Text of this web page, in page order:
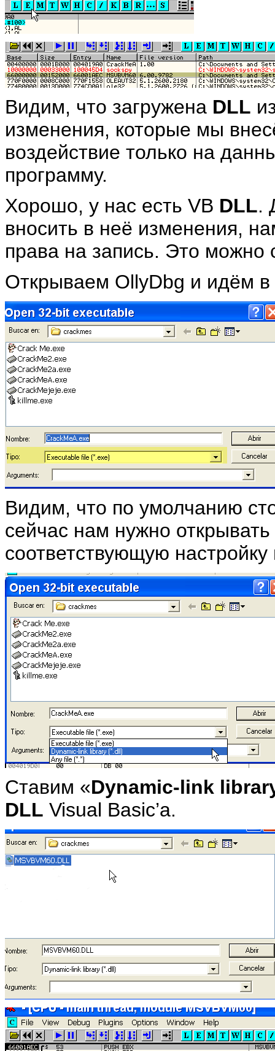
Видим, что загружена DLL
изменения, которые мы
воздействие только на
программу.
Хорошо, у нас есть VB DLL.
вносить в неё изменения,
права на запись. Это
Открываем OllyDbg и идём
Видим, что по умолчанию
сейчас нам нужно открывать
соответствующую настройку
Ставим «Dynamic-link
DLL Visual Basic’а.